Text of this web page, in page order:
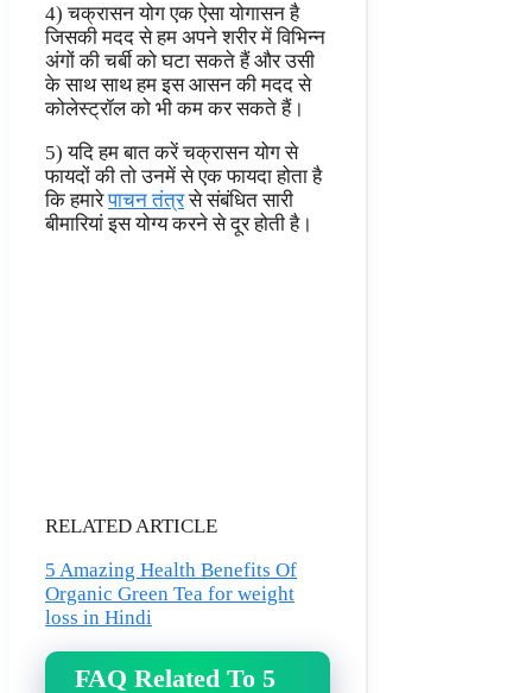
4) चक्रासन योग एक ऐसा योगासन है
जिसकी मदद से हम अपने शरीर में विभिन्न
अंगों की चर्बी को घटा सकते हैं और उसी
के साथ साथ हम इस आसन की मदद से
कोलेस्ट्रॉल को भी कम कर सकते हैं।
5) यदि हम बात करें चक्रासन योग से
फायदों की तो उनमें से एक फायदा होता है
कि हमारेपाचन तंत्रसे संबंधित सारी
बीमारियां इस योग्य करने से दूर होती है।
RELATED ARTICLE
5 Amazing Health Benefits Of
Organic Green Tea for weight
loss in Hindi
FAQ Related To 5